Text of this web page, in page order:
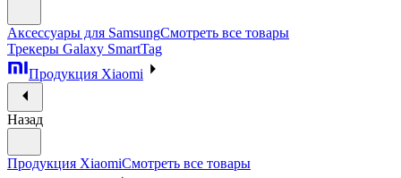
Аксессуары для SamsungСмотреть все товары
Трекеры Galaxy SmartTag
Продукция Xiaomi
Назад
Продукция XiaomiСмотреть все товары